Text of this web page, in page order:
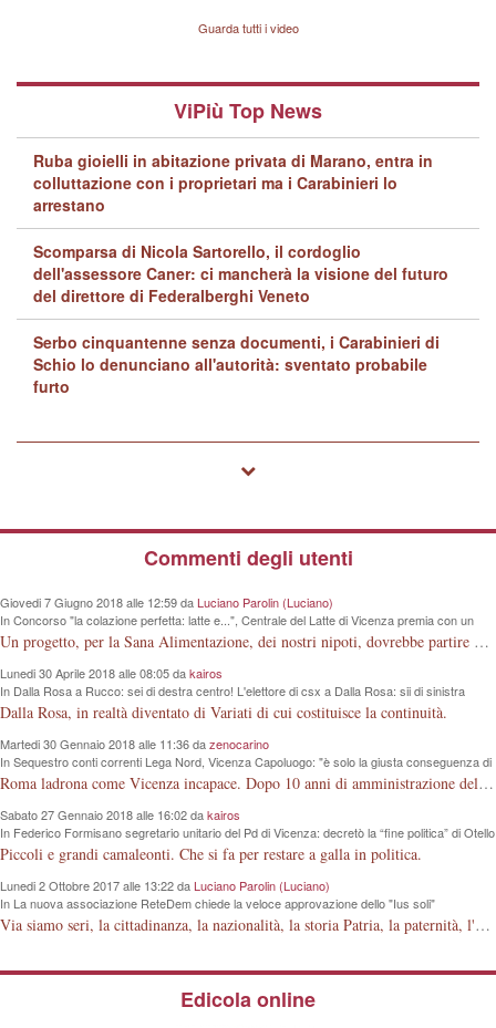
quelle di... Barbara D'UrsoGuarda tutti i video
ViPiù Top News
Ruba gioielli in abitazione privata di Marano, entra in
colluttazione con i proprietari ma i Carabinieri lo
arrestano
Scomparsa di Nicola Sartorello, il cordoglio
dell'assessore Caner: ci mancherà la visione del futuro
del direttore di Federalberghi Veneto
Serbo cinquantenne senza documenti, i Carabinieri di
Schio lo denunciano all'autorità: sventato probabile
furto
Commenti degli utenti
Giovedi 7 Giugno 2018 alle 12:59 daLuciano Parolin (Luciano)
In Concorso "la colazione perfetta: latte e...", Centrale del Latte di Vicenza premia con un
iPad Primaria "G. Rodari" e altre 4 scuole
Un progetto, per la Sana Alimentazione, dei nostri nipoti, dovrebbe partire dalla conoscenza della Mucca da Latte. La Vacca che produce la materia prima. Meno lezioni, più visioni dirette.
Lunedi 30 Aprile 2018 alle 08:05 dakairos
In Dalla Rosa a Rucco: sei di destra centro! L'elettore di csx a Dalla Rosa: sii di sinistra
centro!
Dalla Rosa, in realtà diventato di Variati di cui costituisce la continuità.
Martedi 30 Gennaio 2018 alle 11:36 dazenocarino
In Sequestro conti correnti Lega Nord, Vicenza Capoluogo: "è solo la giusta conseguenza di
un modo sbagliato di intendere la politica"
Roma ladrona come Vicenza incapace. Dopo 10 anni di amministrazione della nostra Città, questi signori guardano la lontana "luna e non il dito", che hanno davanti agli occhi.
Sabato 27 Gennaio 2018 alle 16:02 dakairos
In Federico Formisano segretario unitario del Pd di Vicenza: decretò la “fine politica” di Otello
Dalla Rosa, ora lo accompagnerà per le amministrative 2018
Piccoli e grandi camaleonti. Che si fa per restare a galla in politica.
Lunedi 2 Ottobre 2017 alle 13:22 daLuciano Parolin (Luciano)
In La nuova associazione ReteDem chiede la veloce approvazione dello "Ius soli"
Via siamo seri, la cittadinanza, la nazionalità, la storia Patria, la paternità, l'articolo 29 della Costituzione della Repubblica Italiana, è fatta dagli Italiani ! Mio bisnonno, poi mio nonno, poi mio padre, in 150 anni, hanno costruito la Nazione Italiana. La Guerra 15-18 con milioni di morti a cosa è servita? A niente ? Dove erano i Nostri sapientoni nel 1848, dove erano nel 1915 e via discorrendo? Si deve o meno essere orgogliosi di appartenere alla STIRPE ITALIANA ? Siamo orgogliosi o no della FERRARI italiana ? Lo Ius solo, è una piccola porcheria "elettorale" che modifica la stessa struttura Familiare prevista dalla Costituzione. Come si fa a regalare 2000 anni di Storia ai cittadini (?) islamici, senza rendersi conto della evoluzione dei tempi, dei fatti, e di quanto questi Ci Odiano! Amen.
Edicola online